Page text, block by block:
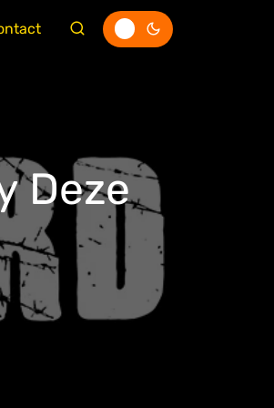
Deze